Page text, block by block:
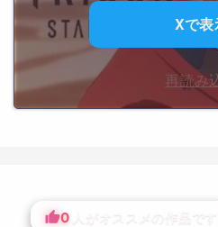
Xで表
再読み
0 人がオススメの作品です